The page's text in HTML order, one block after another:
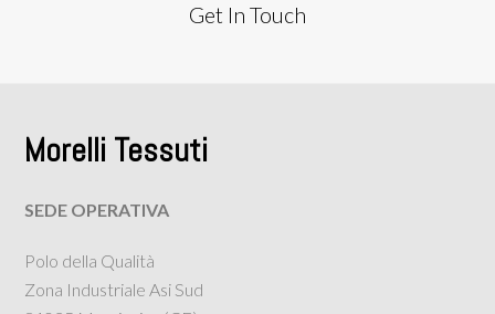
Get In Touch
Morelli Tessuti
SEDE OPERATIVA
Polo della Qualità
Zona Industriale Asi Sud